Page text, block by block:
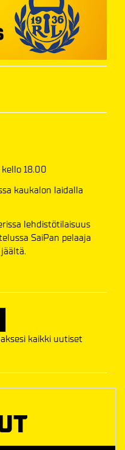
18.00
kaukalon laidalla
lehdistötilaisuus
SaiPan pelaaja
kaikki uutiset